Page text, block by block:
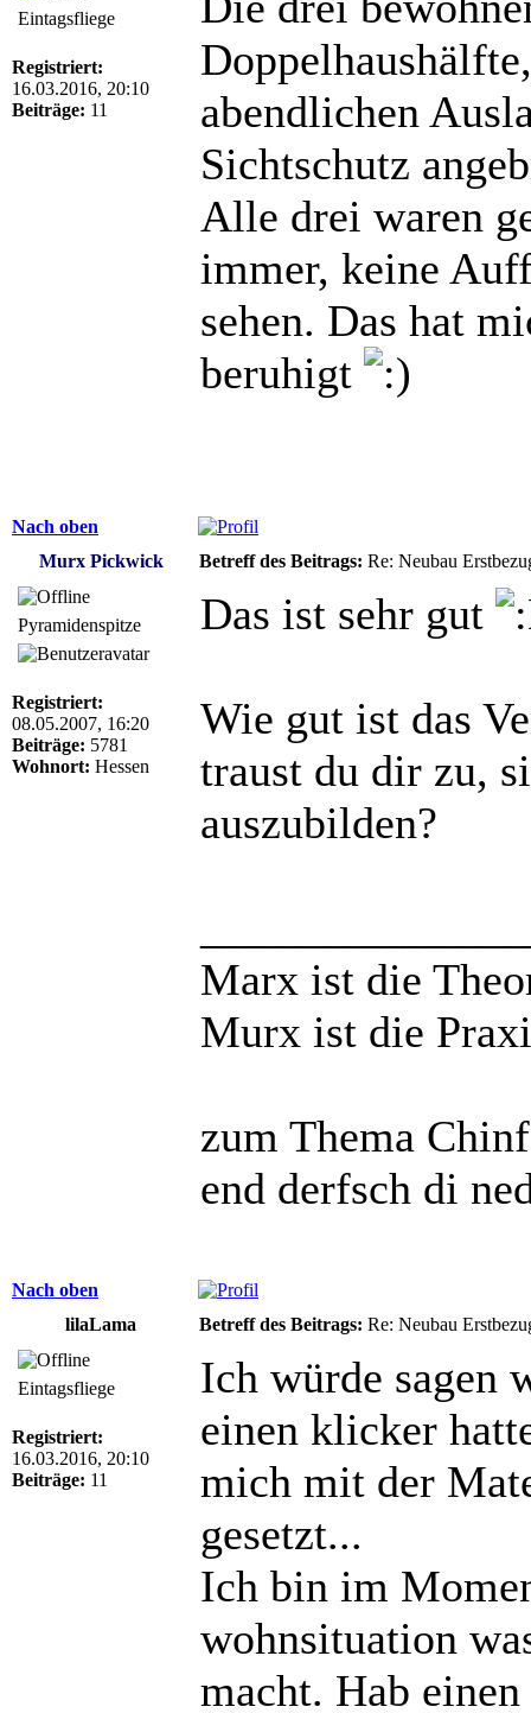
Eintagsfliege
Registriert:
16.03.2016, 20:10
Beiträge: 11
abendlichen
Sichtschutz
Alle drei waren
immer, keine
sehen. Das hat
beruhigt
Nach oben
Murx Pickwick
Betreff des Beitrags: Re: Neubau
Pyramidenspitze
Registriert:
08.05.2007, 16:20
Beiträge: 5781
Wohnort: Hessen
Das ist sehr gut
Wie gut ist das
traust du dir zu,
auszubilden?
Marx ist die
Murx ist die
zum Thema
end derfsch di
Nach oben
lilaLama
Betreff des Beitrags: Re: Neubau
Eintagsfliege
Registriert:
16.03.2016, 20:10
Beiträge: 11
Ich würde sagen
einen klicker
mich mit der
gesetzt...
Ich bin im
wohnsituation
macht. Hab